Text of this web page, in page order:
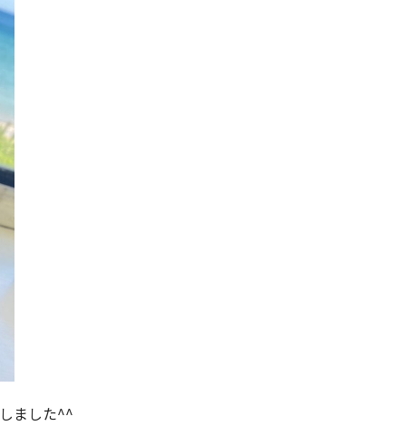
ました^^